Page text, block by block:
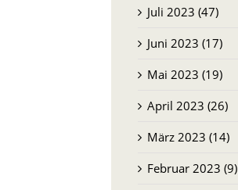
Juli 2023 (47)
Juni 2023 (17)
Mai 2023 (19)
April 2023 (26)
März 2023 (14)
Februar 2023 (9)